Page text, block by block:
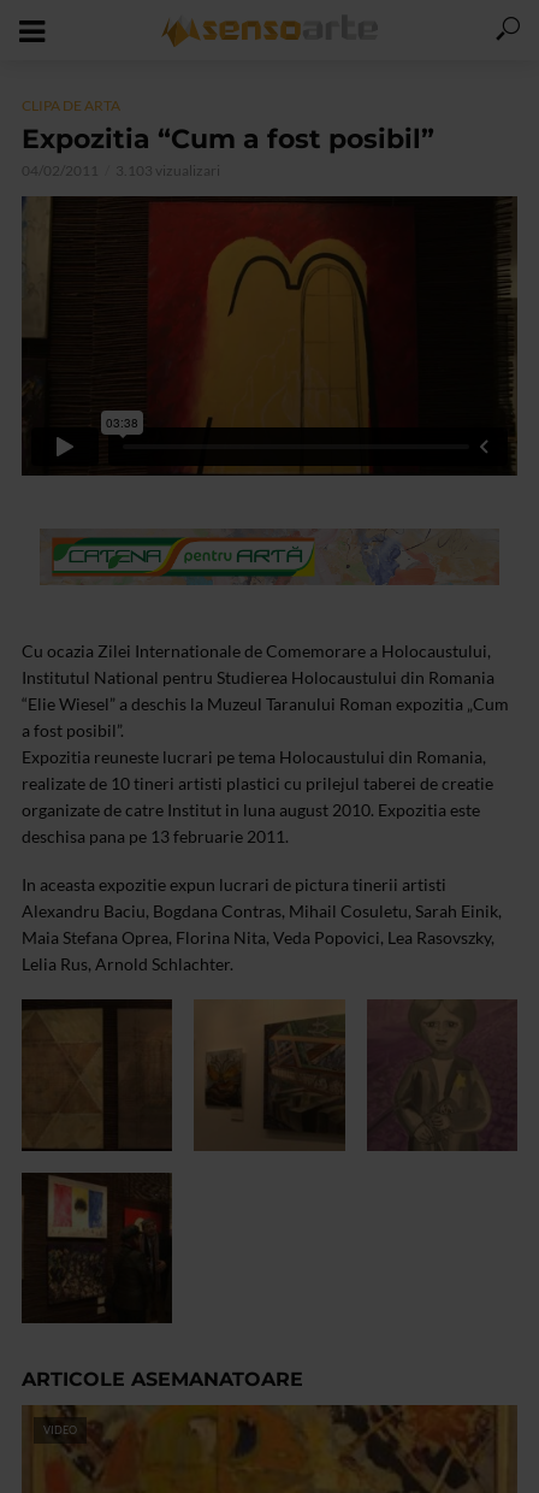
CLIPA DE ARTA
Expozitia “Cum a fost posibil”
04/02/2011 3.103 vizualizari
Cu ocazia Zilei Internationale de Comemorare a Holocaustului,
Institutul National pentru Studierea Holocaustului din Romania
“Elie Wiesel” a deschis la Muzeul Taranului Roman expozitia „Cum
a fost posibil”.
Expozitia reuneste lucrari pe tema Holocaustului din Romania,
realizate de 10 tineri artisti plastici cu prilejul taberei de creatie
organizate de catre Institut in luna august 2010. Expozitia este
deschisa pana pe 13 februarie 2011.
In aceasta expozitie expun lucrari de pictura tinerii artisti
Alexandru Baciu, Bogdana Contras, Mihail Cosuletu, Sarah Einik,
Maia Stefana Oprea, Florina Nita, Veda Popovici, Lea Rasovszky,
Lelia Rus, Arnold Schlachter.
ARTICOLE ASEMANATOARE
VIDEO